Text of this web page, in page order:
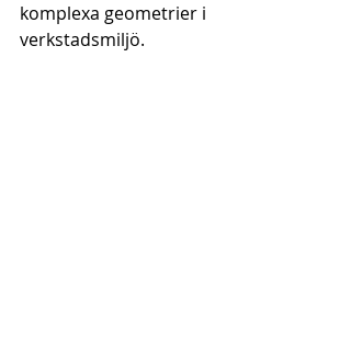
komplexa geometrier i
verkstadsmiljö.